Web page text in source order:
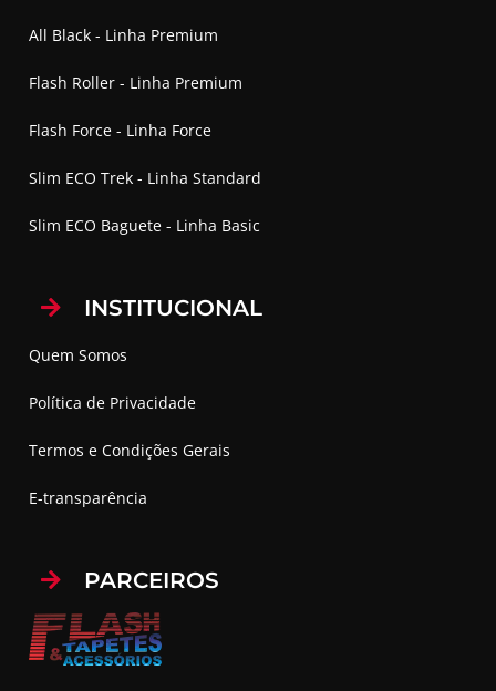
All Black - Linha Premium
Flash Roller - Linha Premium
Flash Force - Linha Force
Slim ECO Trek - Linha Standard
Slim ECO Baguete - Linha Basic
INSTITUCIONAL
Quem Somos
Política de Privacidade
Termos e Condições Gerais
E-transparência
PARCEIROS